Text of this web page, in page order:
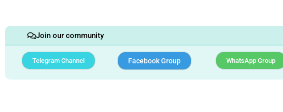
Join our community
Telegram Channel Facebook Group WhatsApp Group